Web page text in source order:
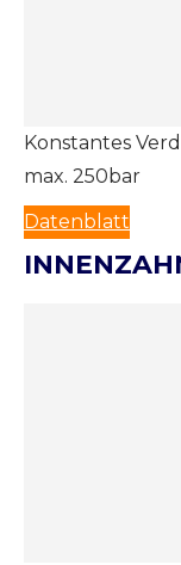
Konstantes
max. 250bar
Datenblatt